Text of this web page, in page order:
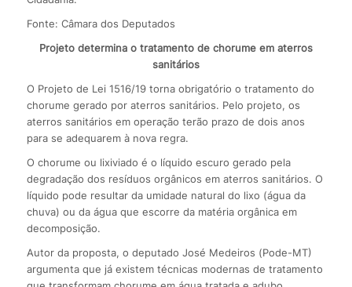
Fonte: Câmara dos Deputados
Projeto determina o tratamento de chorume em aterros
sanitários
O Projeto de Lei 1516/19 torna obrigatório o tratamento do
chorume gerado por aterros sanitários. Pelo projeto, os
aterros sanitários em operação terão prazo de dois anos
para se adequarem à nova regra.
O chorume ou lixiviado é o líquido escuro gerado pela
degradação dos resíduos orgânicos em aterros sanitários. O
líquido pode resultar da umidade natural do lixo (água da
chuva) ou da água que escorre da matéria orgânica em
decomposição.
Autor da proposta, o deputado José Medeiros (Pode-MT)
argumenta que já existem técnicas modernas de tratamento